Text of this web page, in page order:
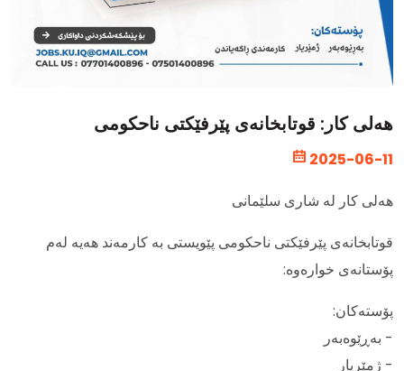
هەلی کار: قوتابخانەی پێرفێکتی ناحکومی
2025-06-11
هەلی کار لە شاری سلێمانی
قوتابخانەی پێرفێکتی ناحکومی پێویستی بە کارمەند هەیە لەم
پۆستانەی خوارەوە:
پۆستەکان:
- بەڕێوەبەر
- ژمێریار